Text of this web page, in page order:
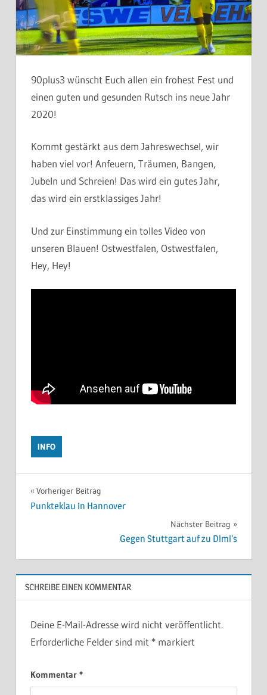
90plus3 wünscht Euch allen ein frohest Fest und
einen guten und gesunden Rutsch ins neue Jahr
2020!
Kommt gestärkt aus dem Jahreswechsel, wir
haben viel vor! Anfeuern, Träumen, Bangen,
Jubeln und Schreien! Das wird ein gutes Jahr,
das wird ein erstklassiges Jahr!
Und zur Einstimmung ein tolles Video von
unseren Blauen! Ostwestfalen, Ostwestfalen,
Hey, Hey!
INFO
Beitragsnavigation
Vorheriger Beitrag
Punkteklau in Hannover
Nächster Beitrag
Gegen Stuttgart auf zu Dimi’s
SCHREIBE EINEN KOMMENTAR
Deine E-Mail-Adresse wird nicht veröffentlicht.
Erforderliche Felder sind mit *markiert
Kommentar *